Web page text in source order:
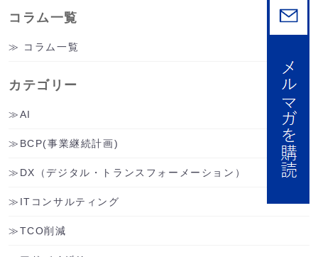
コラム一覧
コラム一覧
カテゴリー
AI
BCP(事業継続計画)
DX（デジタル・トランスフォーメーション）
ITコンサルティング
TCO削減